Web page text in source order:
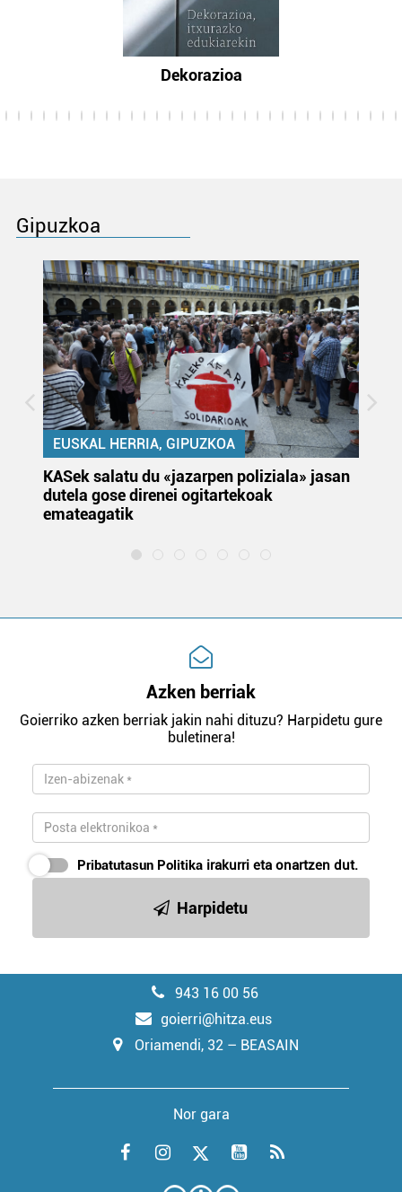
Dekorazioa
Gipuzkoa
EUSKAL HERRIA, GIPUZKOA
KASek salatu du «jazarpen poliziala» jasan
dutela gose direnei ogitartekoak
emateagatik
Azken berriak
Goierriko azken berriak jakin nahi dituzu? Harpidetu gure
buletinera!
Pribatutasun Politika irakurri eta onartzen dut.
Harpidetu
943 16 00 56
goierri@hitza.eus
Oriamendi, 32 – BEASAIN
Nor gara